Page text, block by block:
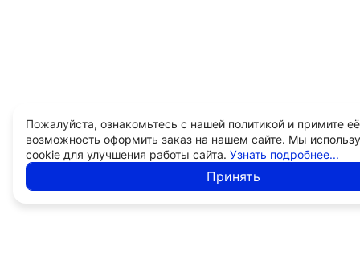
Пожалуйста, ознакомьтесь с нашей политикой и примите
возможность оформить заказ на нашем сайте. Мы
cookie для улучшения работы сайта. Узнать подробнее...
Принять